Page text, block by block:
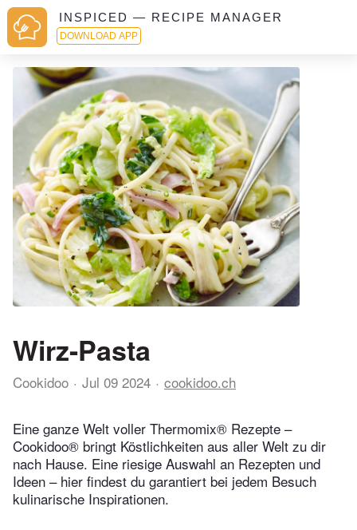
INSPICED — RECIPE MANAGER
DOWNLOAD APP
Wirz-Pasta
Cookidoo Jul 09 2024 cookidoo.ch
Eine ganze Welt voller Thermomix® Rezepte –
Cookidoo® bringt Köstlichkeiten aus aller Welt zu dir
nach Hause. Eine riesige Auswahl an Rezepten und
Ideen – hier findest du garantiert bei jedem Besuch
kulinarische Inspirationen.